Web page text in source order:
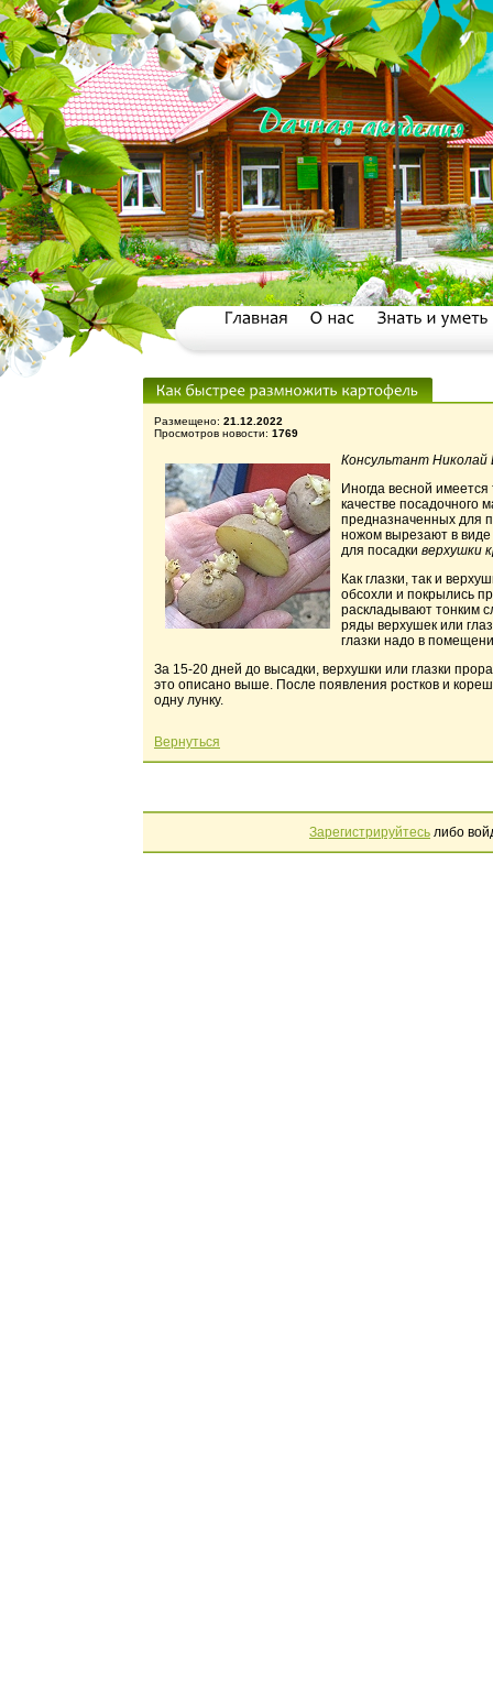
Размещено: 21.12.2022
Просмотров новости: 1769
Консультант Николай
Иногда весной
качестве посадочного
предназначенных для
ножом вырезают в виде
для посадки верхушки
Как глазки, так и
обсохли и покрылись
раскладывают тонким
ряды верхушек или
глазки надо в
За 15-20 дней до высадки, верхушки или глазки
это описано выше. После появления ростков и
одну лунку.
Вернуться
Зарегистрируйтесь либо